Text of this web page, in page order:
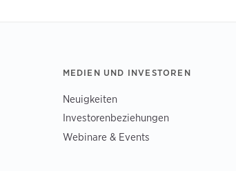
MEDIEN UND INVESTOREN
Neuigkeiten
Investorenbeziehungen
Webinare & Events